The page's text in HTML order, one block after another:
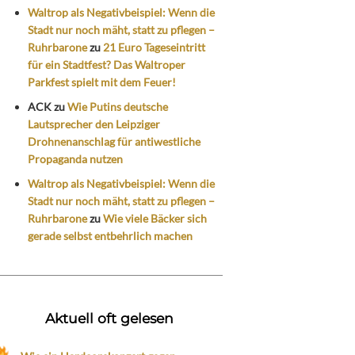
Waltrop als Negativbeispiel: Wenn die
Stadt nur noch mäht, statt zu pflegen –
Ruhrbaronezu 21 Euro Tageseintritt
für ein Stadtfest? Das Waltroper
Parkfest spielt mit dem Feuer!
ACKzuWie Putins deutsche
Lautsprecher den Leipziger
Drohnenanschlag für antiwestliche
Propaganda nutzen
Waltrop als Negativbeispiel: Wenn die
Stadt nur noch mäht, statt zu pflegen –
RuhrbaronezuWie viele Bäcker sich
gerade selbst entbehrlich machen
Aktuell oft gelesen